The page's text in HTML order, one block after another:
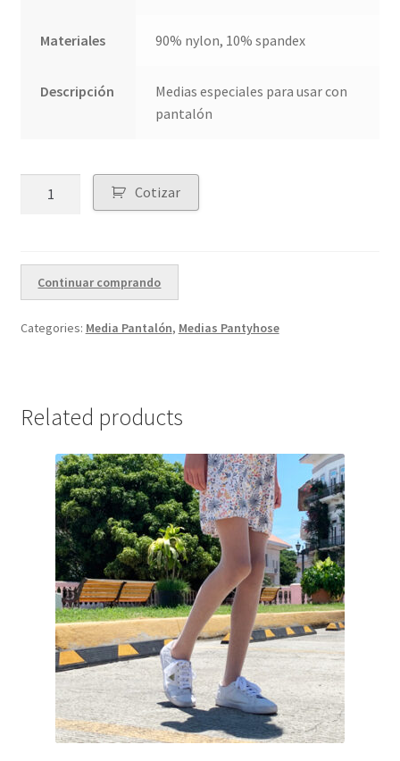
Materiales 90% nylon, 10% spandex
Descripción
Medias especiales para usar con
pantalón
Cotizar
Continuar comprando
Categories: Media Pantalón, Medias Pantyhose
Related products